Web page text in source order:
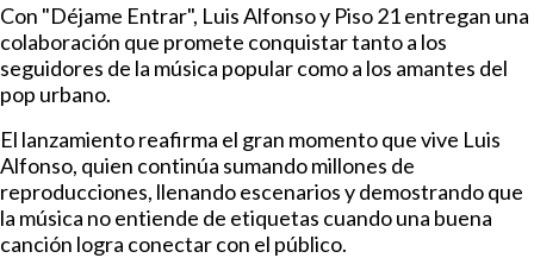
Con "Déjame Entrar", Luis Alfonso y Piso 21 entregan una
colaboración que promete conquistar tanto a los
seguidores de la música popular como a los amantes del
pop urbano.
El lanzamiento reafirma el gran momento que vive Luis
Alfonso, quien continúa sumando millones de
reproducciones, llenando escenarios y demostrando que
la música no entiende de etiquetas cuando una buena
canción logra conectar con el público.